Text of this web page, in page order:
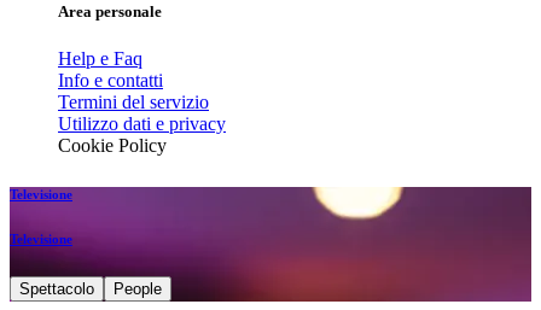
Area personale
Help e Faq
Info e contatti
Termini del servizio
Utilizzo dati e privacy
Cookie Policy
Televisione
Televisione
Spettacolo People